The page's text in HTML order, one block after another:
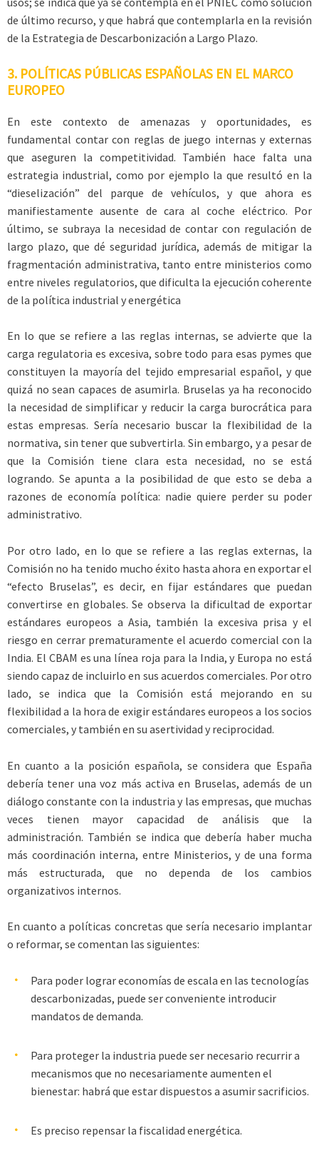
de último recurso, y que habrá que contemplarla en la revisión
de la Estrategia de Descarbonización a Largo Plazo.
3. POLÍTICAS PÚBLICAS ESPAÑOLAS EN EL MARCO
EUROPEO
En este contexto de amenazas y oportunidades, es
fundamental contar con reglas de juego internas y externas
que aseguren la competitividad. También hace falta una
estrategia industrial, como por ejemplo la que resultó en la
“dieselización” del parque de vehículos, y que ahora es
manifiestamente ausente de cara al coche eléctrico. Por
último, se subraya la necesidad de contar con regulación de
largo plazo, que dé seguridad jurídica, además de mitigar la
fragmentación administrativa, tanto entre ministerios como
entre niveles regulatorios, que dificulta la ejecución coherente
de la política industrial y energética
En lo que se refiere a las reglas internas, se advierte que la
carga regulatoria es excesiva, sobre todo para esas pymes que
constituyen la mayoría del tejido empresarial español, y que
quizá no sean capaces de asumirla. Bruselas ya ha reconocido
la necesidad de simplificar y reducir la carga burocrática para
estas empresas. Sería necesario buscar la flexibilidad de la
normativa, sin tener que subvertirla. Sin embargo, y a pesar de
que la Comisión tiene clara esta necesidad, no se está
logrando. Se apunta a la posibilidad de que esto se deba a
razones de economía política: nadie quiere perder su poder
administrativo.
Por otro lado, en lo que se refiere a las reglas externas, la
Comisión no ha tenido mucho éxito hasta ahora en exportar el
“efecto Bruselas”, es decir, en fijar estándares que puedan
convertirse en globales. Se observa la dificultad de exportar
estándares europeos a Asia, también la excesiva prisa y el
riesgo en cerrar prematuramente el acuerdo comercial con la
India. El CBAM es una línea roja para la India, y Europa no está
siendo capaz de incluirlo en sus acuerdos comerciales. Por otro
lado, se indica que la Comisión está mejorando en su
flexibilidad a la hora de exigir estándares europeos a los socios
comerciales, y también en su asertividad y reciprocidad.
En cuanto a la posición española, se considera que España
debería tener una voz más activa en Bruselas, además de un
diálogo constante con la industria y las empresas, que muchas
veces tienen mayor capacidad de análisis que la
administración. También se indica que debería haber mucha
más coordinación interna, entre Ministerios, y de una forma
más estructurada, que no dependa de los cambios
organizativos internos.
En cuanto a políticas concretas que sería necesario implantar
o reformar, se comentan las siguientes:
Para poder lograr economías de escala en las tecnologías
descarbonizadas, puede ser conveniente introducir
mandatos de demanda.
Para proteger la industria puede ser necesario recurrir a
mecanismos que no necesariamente aumenten el
bienestar: habrá que estar dispuestos a asumir sacrificios.
Es preciso repensar la fiscalidad energética.